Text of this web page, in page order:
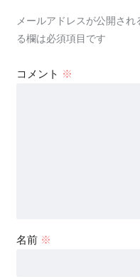
メールアドレスが公開され
る欄は必須項目です
コメント ※
名前 ※